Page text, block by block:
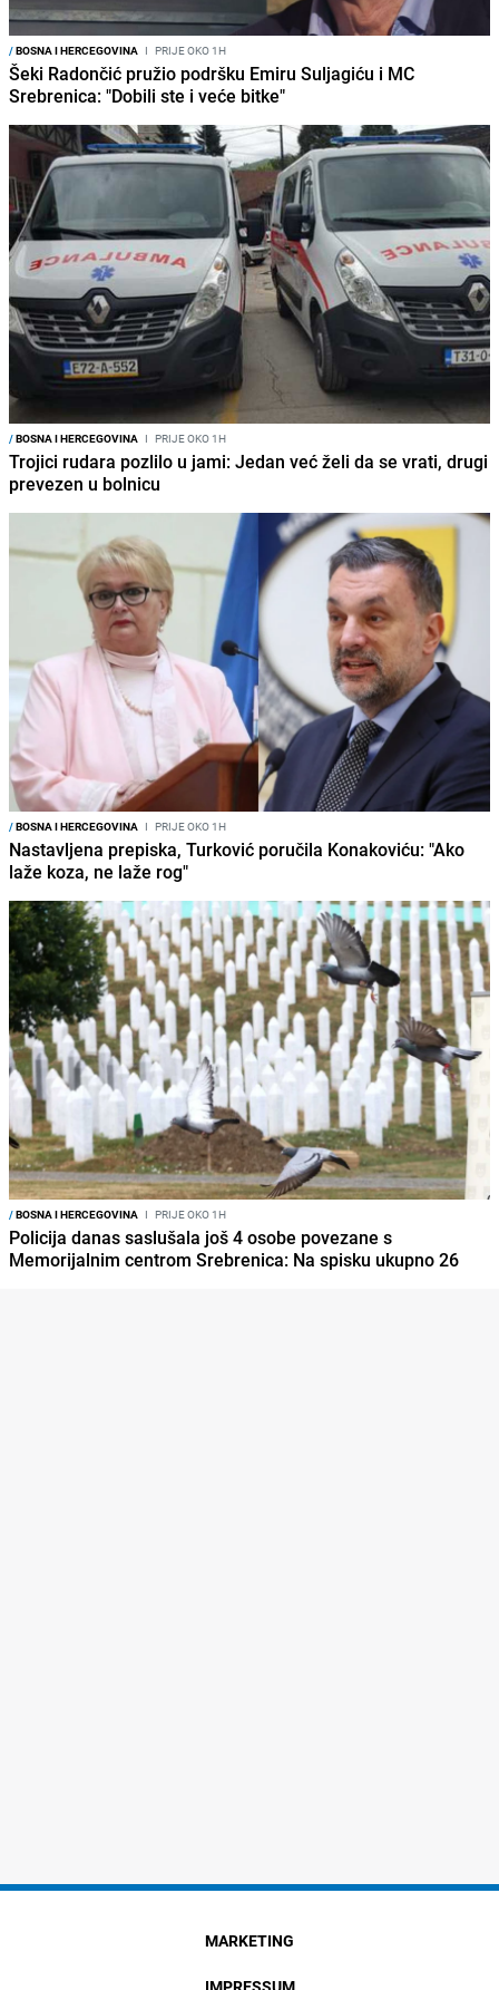
/BOSNA I HERCEGOVINA I PRIJE OKO 1H
Šeki Radončić pružio podršku Emiru Suljagiću i MC
Srebrenica: "Dobili ste i veće bitke"
/BOSNA I HERCEGOVINA I PRIJE OKO 1H
Trojici rudara pozlilo u jami: Jedan već želi da se vrati, drugi
prevezen u bolnicu
/BOSNA I HERCEGOVINA I PRIJE OKO 1H
Nastavljena prepiska, Turković poručila Konakoviću: "Ako
laže koza, ne laže rog"
/BOSNA I HERCEGOVINA I PRIJE OKO 1H
Policija danas saslušala još 4 osobe povezane s
Memorijalnim centrom Srebrenica: Na spisku ukupno 26
MARKETING